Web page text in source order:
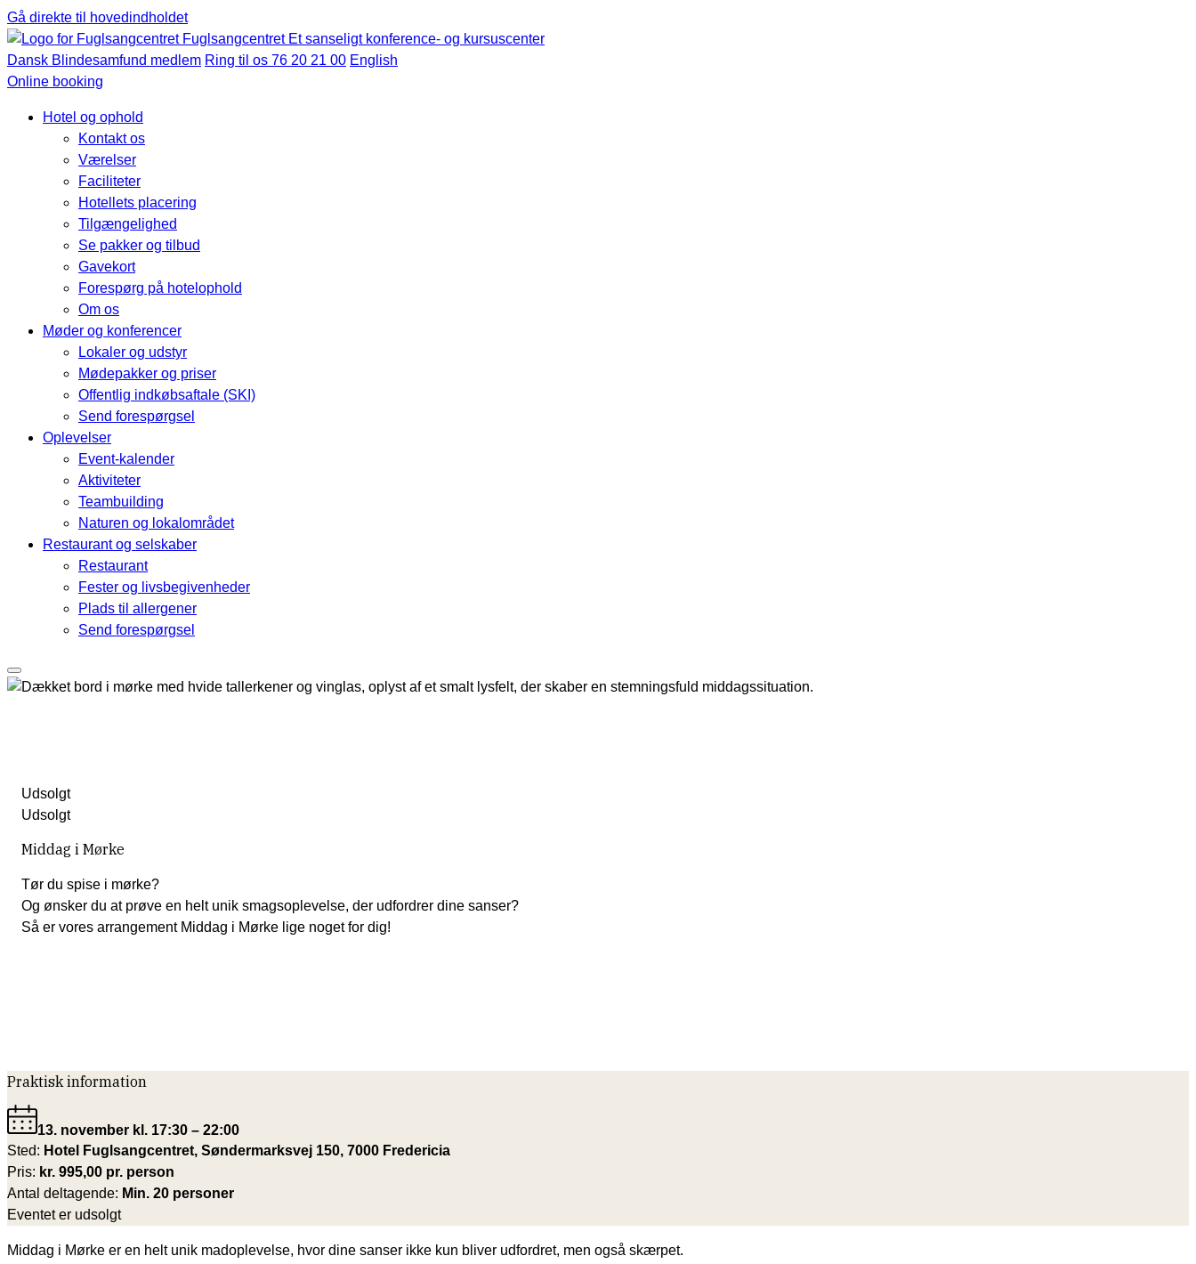
Gå direkte til hovedindholdet
Fuglsangcentret Et sanseligt konference- og kursuscenter
Dansk Blindesamfund medlem Ring til os 76 20 21 00 English
Online booking
Hotel og ophold
Kontakt os
Værelser
Faciliteter
Hotellets placering
Tilgængelighed
Se pakker og tilbud
Gavekort
Forespørg på hotelophold
Om os
Møder og konferencer
Lokaler og udstyr
Mødepakker og priser
Offentlig indkøbsaftale (SKI)
Send forespørgsel
Oplevelser
Event-kalender
Aktiviteter
Teambuilding
Naturen og lokalområdet
Restaurant og selskaber
Restaurant
Fester og livsbegivenheder
Plads til allergener
Send forespørgsel
Udsolgt
Udsolgt
Middag i Mørke
Tør du spise i mørke?
Og ønsker du at prøve en helt unik smagsoplevelse, der udfordrer dine sanser?
Så er vores arrangement Middag i Mørke lige noget for dig!
Praktisk information
13. november kl. 17:30 – 22:00
Sted: Hotel Fuglsangcentret, Søndermarksvej 150, 7000 Fredericia
Pris: kr. 995,00 pr. person
Antal deltagende: Min. 20 personer
Eventet er udsolgt
Middag i Mørke er en helt unik madoplevelse, hvor dine sanser ikke kun bliver udfordret, men også skærpet.